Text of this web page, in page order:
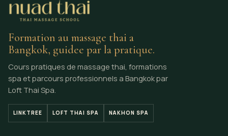
Formation au massage thai a
Bangkok, guidee par la pratique.
Cours pratiques de massage thai, formations
spa et parcours professionnels a Bangkok par
Loft Thai Spa.
LINKTREE LOFT THAI SPA NAKHON SPA